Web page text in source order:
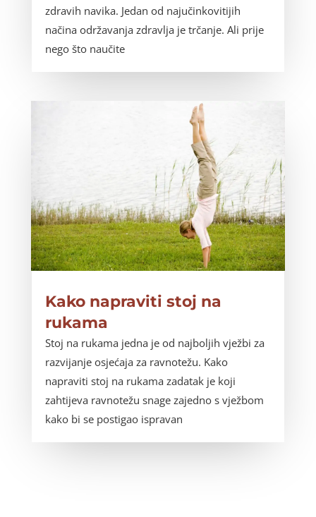
zdravih navika. Jedan od najučinkovitijih
načina održavanja zdravlja je trčanje. Ali prije
nego što naučite
Kako napraviti stoj na
rukama
Stoj na rukama jedna je od najboljih vježbi za
razvijanje osjećaja za ravnotežu. Kako
napraviti stoj na rukama zadatak je koji
zahtijeva ravnotežu snage zajedno s vježbom
kako bi se postigao ispravan